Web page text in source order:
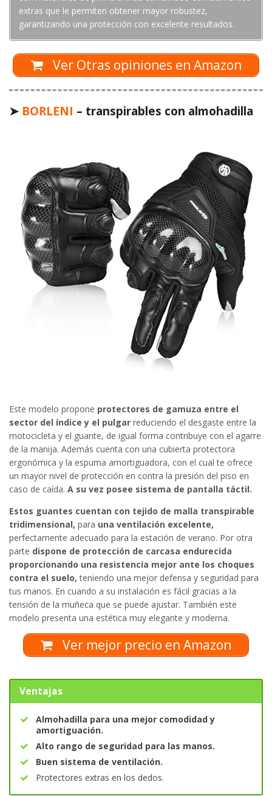
extras que le permiten obtener mayor robustez,
garantizando una protección con excelente resultados.
Ver Otras opiniones en Amazon
➤ BORLENI – transpirables con almohadilla
Este modelo propone protectores de gamuza entre el
sector del índice y el pulgar reduciendo el desgaste entre la
motocicleta y el guante, de igual forma contribuye con el agarre
de la manija. Además cuenta con una cubierta protectora
ergonómica y la espuma amortiguadora, con el cual te ofrece
un mayor nivel de protección en contra la presión del piso en
caso de caída. A su vez posee sistema de pantalla táctil.
Estos guantes cuentan con tejido de malla transpirable
tridimensional, para una ventilación excelente,
perfectamente adecuado para la estación de verano. Por otra
parte dispone de protección de carcasa endurecida
proporcionando una resistencia mejor ante los choques
contra el suelo, teniendo una mejor defensa y seguridad para
tus manos. En cuando a su instalación es fácil gracias a la
tensión de la muñeca que se puede ajustar. También este
modelo presenta una estética muy elegante y moderna.
Ver mejor precio en Amazon
Ventajas
Almohadilla para una mejor comodidad y
amortiguación.
Alto rango de seguridad para las manos.
Buen sistema de ventilación.
Protectores extras en los dedos.